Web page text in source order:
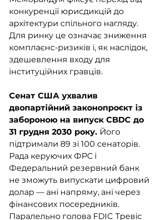
конкуренції юрисдикцій до
архітектури спільного нагляду.
Для ринку це означає зниження
комплаєнс-ризиків і, як наслідок,
здешевлення входу для
інституційних гравців.
Сенат США ухвалив
двопартійний законопроєкт із
забороною на випуск CBDC до
31 грудня 2030 року. Його
підтримали 89 зі 100 сенаторів.
Рада керуючих ФРС і
Федеральний резервний банк
не зможуть випускати цифровий
долар — ані напряму, ані через
фінансових посередників.
Паралельно голова FDIC Тревіс